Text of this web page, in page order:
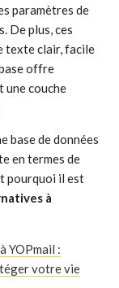
paramètres de
De plus, ces
texte clair, facile
offre
une couche
base de données
en termes de
pourquoi il est
à
YOPmail :
votre vie